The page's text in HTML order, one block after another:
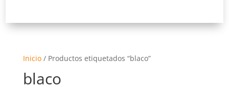
Inicio/ Productos etiquetados “blaco”
blaco